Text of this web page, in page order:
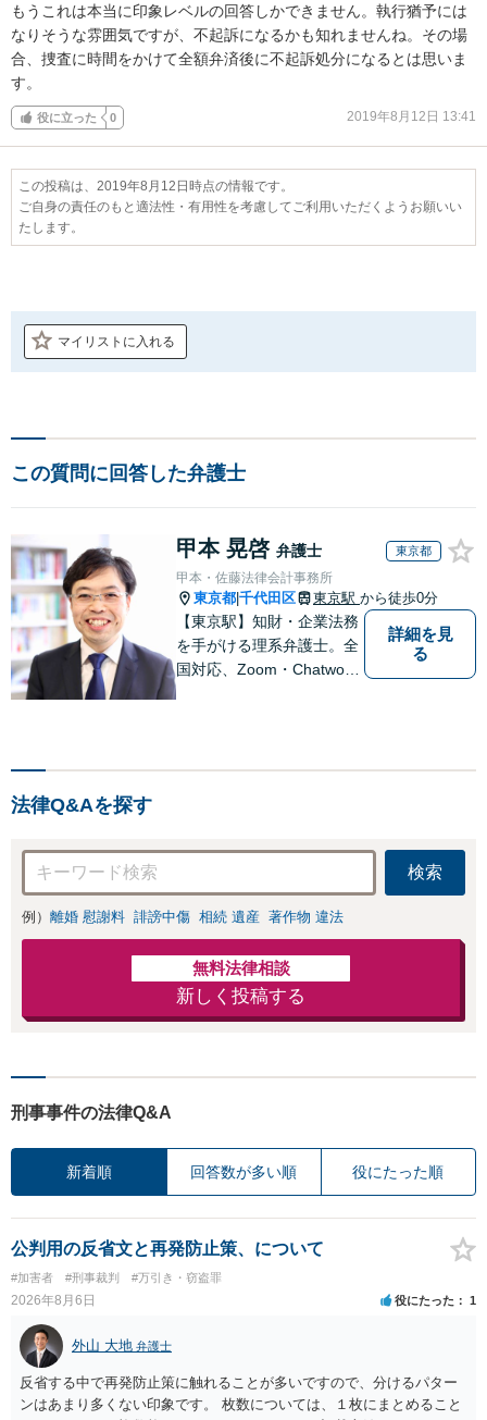
もうこれは本当に印象レベルの回答しかできません。執行猶予には
なりそうな雰囲気ですが、不起訴になるかも知れませんね。その場
合、捜査に時間をかけて全額弁済後に不起訴処分になるとは思いま
す。
役に立った 0 2019年8月12日 13:41
この投稿は、2019年8月12日時点の情報です。
ご自身の責任のもと適法性・有用性を考慮してご利用いただくようお願いい
たします。
マイリストに入れる
この質問に回答した弁護士
甲本 晃啓 弁護士 東京都
甲本・佐藤法律会計事務所
東京都 千代田区 東京駅 から徒歩0分
【東京駅】知財・企業法務
を手がける理系弁護士。全
国対応、Zoom・Chatwork
詳細を見
る
法律Q&Aを探す
検索
例） 離婚 慰謝料 誹謗中傷 相続 遺産 著作物 違法
無料法律相談
新しく投稿する
刑事事件の法律Q&A
新着順 回答数が多い順 役にたった順
公判用の反省文と再発防止策、について
#加害者 #刑事裁判 #万引き・窃盗罪
2026年8月6日 役にたった 1
外山 大地 弁護士
反省する中で再発防止策に触れることが多いですので、分けるパター
ンはあまり多くない印象です。 枚数については、１枚にまとめること